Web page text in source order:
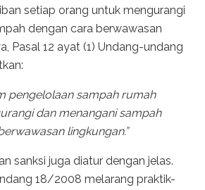
setiap orang untuk mengurangi
dengan cara berwawasan
Pasal 12 ayat (1) Undang-undang
pengelolaan sampah rumah
dan menangani sampah
lingkungan.”
sanksi juga diatur dengan jelas.
18/2008 melarang praktik-